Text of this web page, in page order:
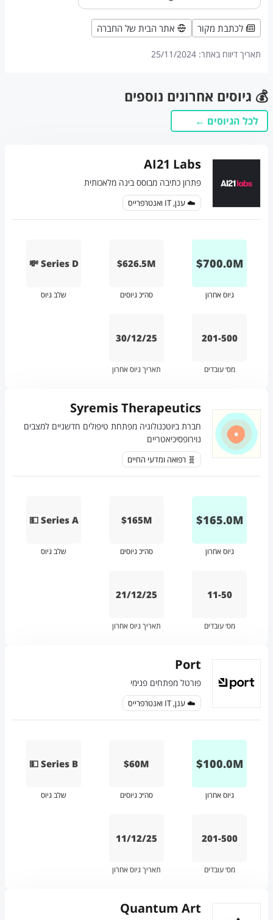
לכתבת מקור אתר הבית של החברה
תאריך דיווח באתר: 25/11/2024
💰 גיוסים אחרונים נוספים
לכל הגיוסים ←
AI21 Labs
פתרון כתיבה מבוסס בינה מלאכותית
☁️ ענן, IT ואנטרפרייס
M
700.0
$
גיוס אחרון
$626.5M
סה״כ גיוסים
💸 Series D
שלב גיוס
201-500
מס׳ עובדים
30/12/25
תאריך גיוס אחרון
Syremis Therapeutics
חברת ביוטכנולוגיה מפתחת טיפולים חדשניים למצבים
נוירופסיכיאטריים
🧬 רפואה ומדעי החיים
M
165.0
$
גיוס אחרון
$165M
סה״כ גיוסים
💵 Series A
שלב גיוס
11-50
מס׳ עובדים
21/12/25
תאריך גיוס אחרון
Port
פורטל מפתחים פנימי
☁️ ענן, IT ואנטרפרייס
M
100.0
$
גיוס אחרון
$60M
סה״כ גיוסים
💵 Series B
שלב גיוס
201-500
מס׳ עובדים
11/12/25
תאריך גיוס אחרון
Quantum Art